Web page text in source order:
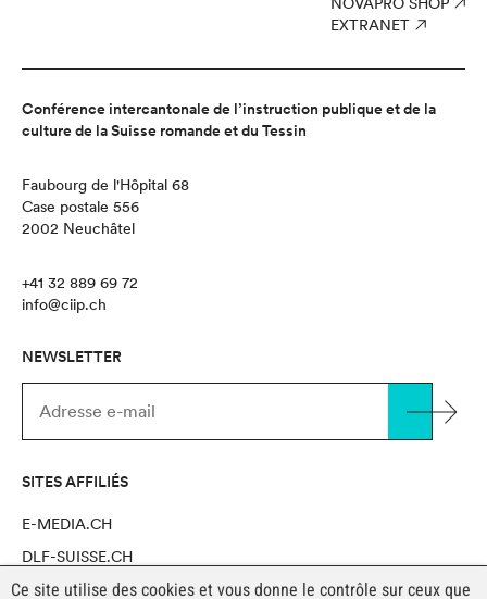
EXTRANET
Conférence intercantonale de l’instruction publique et de la
culture de la Suisse romande et du Tessin
Faubourg de l'Hôpital 68
Case postale 556
2002 Neuchâtel
+41 32 889 69 72
info@ciip.ch
NEWSLETTER
SITES AFFILIÉS
E-MEDIA.CH
DLF-SUISSE.CH
NOVAPRO SHOP
Ce site utilise des cookies et vous donne le contrôle sur ceux que